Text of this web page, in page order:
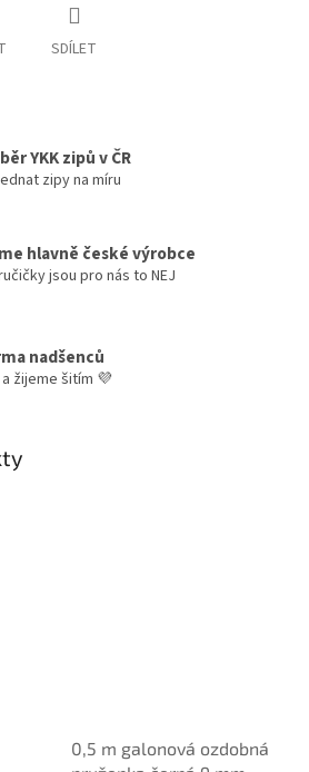
SDÍLET
YKK zipů v ČR
zipy na míru
hlavně české výrobce
jsou pro nás to NEJ
nadšenců
žijeme šitím 💜
0,5 m galonová ozdobná